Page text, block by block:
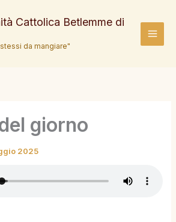
Cattolica Betlemme di
da mangiare"
giorno
2025